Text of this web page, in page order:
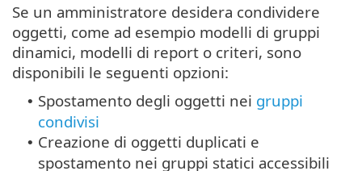
Se un amministratore desidera condividere
oggetti, come ad esempio modelli di gruppi
dinamici, modelli di report o criteri, sono
disponibili le seguenti opzioni:
• Spostamento degli oggetti nei gruppi
condivisi
• Creazione di oggetti duplicati e
spostamento nei gruppi statici accessibili